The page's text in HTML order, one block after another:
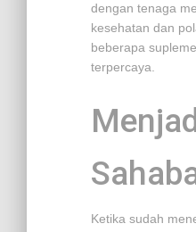
dengan tenaga
kesehatan dan
beberapa
terpercaya.
Ketika sudah